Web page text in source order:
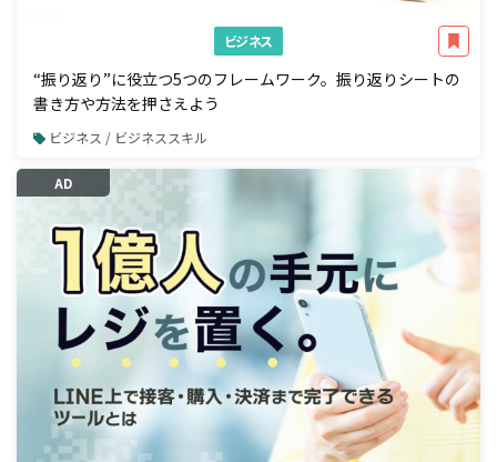
ビジネス
“振り返り”に役立つ5つのフレームワーク。振り返りシートの
書き方や方法を押さえよう
ビジネス / ビジネススキル
AD